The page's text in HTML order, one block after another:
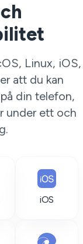
Linux, iOS,
att du kan
din telefon,
under ett och
iOS